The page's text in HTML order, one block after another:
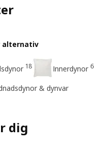
alternativ
18 Innerdynor 6
& dynvar
dig